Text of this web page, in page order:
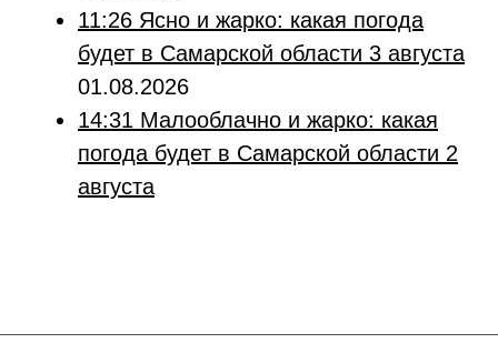
11:26 Ясно и жарко: какая погода
будет в Самарской области 3 августа
01.08.2026
14:31 Малооблачно и жарко: какая
погода будет в Самарской области 2
августа